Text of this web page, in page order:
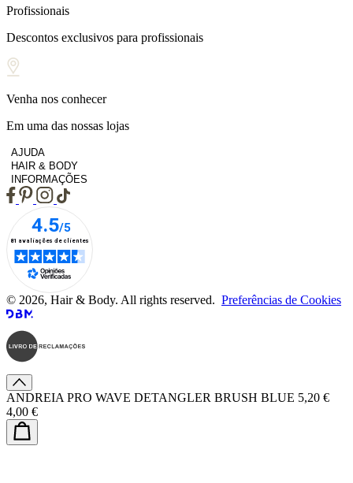
Profissionais
Descontos exclusivos para profissionais
Venha nos conhecer
Em uma das nossas lojas
AJUDA
HAIR & BODY
INFORMAÇÕES
© 2026, Hair & Body. All rights reserved. Preferências de Cookies
ANDREIA PRO WAVE DETANGLER BRUSH BLUE 5,20 €
4,00 €